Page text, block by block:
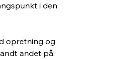
i den
opretning og
andet på: